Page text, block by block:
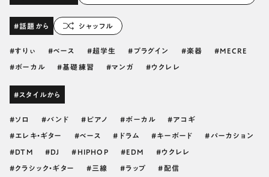
#話題から シャッフル
すりぃ ベース 超学生 プラグイン 楽器 MECRE
ボーカル 基礎練習 マンガ ウクレレ
#スタイルから
ソロ バンド ピアノ ボーカル アコギ
エレキ・ギター ベース ドラム キーボード パーカション
DTM DJ HIPHOP EDM ウクレレ
クラシック・ギター 三線 ラップ 配信